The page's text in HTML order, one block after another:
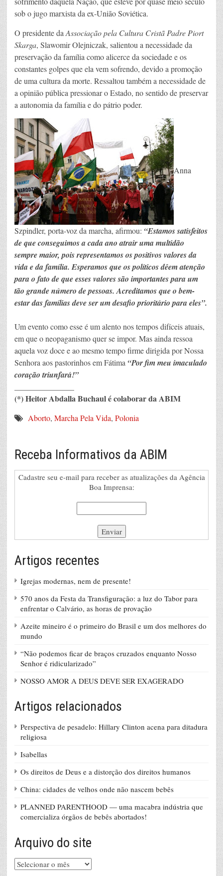
sob o jugo marxista da ex-União Soviética.
O presidente daAssociação pela Cultura Cristã Padre Piort
Skarga, Slawomir Olejniczak, salientou a necessidade da
preservação da família como alicerce da sociedade e os
constantes golpes que ela vem sofrendo, devido a promoção
de uma cultura da morte. Ressaltou também a necessidade de
a opinião pública pressionar o Estado, no sentido de preservar
a autonomia da família e do pátrio poder.
Anna
Szpindler, porta-voz da marcha, afirmou: “Estamos satisfeitos
de que conseguimos a cada ano atrair uma multidão
sempre maior, pois representamos os positivos valores da
vida e da família. Esperamos que os políticos dêem atenção
para o fato de que esses valores são importantes para um
tão grande número de pessoas. Acreditamos que o bem-
estar das famílias deve ser um desafio prioritário para eles”.
Um evento como esse é um alento nos tempos difíceis atuais,
em que o neopaganismo quer se impor. Mas ainda ressoa
aquela voz doce e ao mesmo tempo firme dirigida por Nossa
Senhora aos pastorinhos em Fátima “Por fim meu imaculado
coração triunfará!”
(*) Heitor Abdalla Buchaul é colaborar da ABIM
Aborto, Marcha Pela Vida, Polonia
Receba Informativos da ABIM
Cadastre seu e-mail para receber as atualizações da Agência
Boa Imprensa:
Artigos recentes
Igrejas modernas, nem de presente!
570 anos da Festa da Transfiguração: a luz do Tabor para
enfrentar o Calvário, as horas de provação
Azeite mineiro é o primeiro do Brasil e um dos melhores do
mundo
“Não podemos ficar de braços cruzados enquanto Nosso
Senhor é ridicularizado”
NOSSO AMOR A DEUS DEVE SER EXAGERADO
Artigos relacionados
Perspectiva de pesadelo: Hillary Clinton acena para ditadura
religiosa
Isabellas
Os direitos de Deus e a distorção dos direitos humanos
China: cidades de velhos onde não nascem bebês
PLANNED PARENTHOOD — uma macabra indústria que
comercializa órgãos de bebês abortados!
Arquivo do site
Arquivo
do